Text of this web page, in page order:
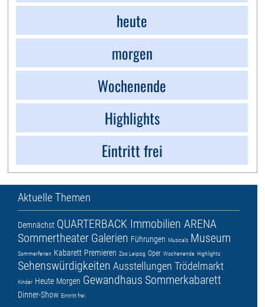
heute
morgen
Wochenende
Highlights
Eintritt frei
Aktuelle Themen
Demnächst QUARTERBACK Immobilien ARENA
Sommertheater Galerien Führungen Musicals Museum
Sommerferien Kabarett Premieren Zoo Leipzig Oper Wochenende Highlights
Sehenswürdigkeiten Ausstellungen Trödelmarkt
Kinder Heute Morgen Gewandhaus Sommerkabarett
Dinner-Show Eintritt frei